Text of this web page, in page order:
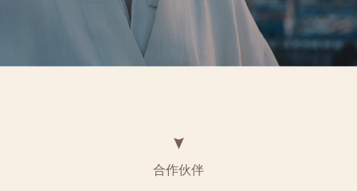
合作伙伴